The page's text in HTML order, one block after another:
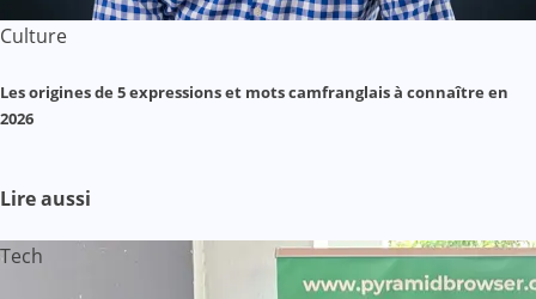
Culture
Les origines de 5 expressions et mots camfranglais à connaître en
2026
Lire aussi
Tech